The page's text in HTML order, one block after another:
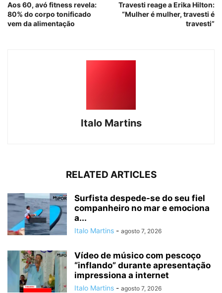
Aos 60, avó fitness revela:
80% do corpo tonificado
vem da alimentação
Travesti reage a Erika Hilton:
“Mulher é mulher, travesti é
travesti”
Italo Martins
RELATED ARTICLES
Surfista despede-se do seu fiel
companheiro no mar e emociona
a...
Italo Martins - agosto 7, 2026
Vídeo de músico com pescoço
“inflando” durante apresentação
impressiona a internet
Italo Martins - agosto 7, 2026